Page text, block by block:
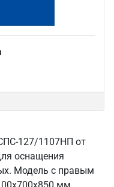
127/1107НП от
оснащения
Модель с правым